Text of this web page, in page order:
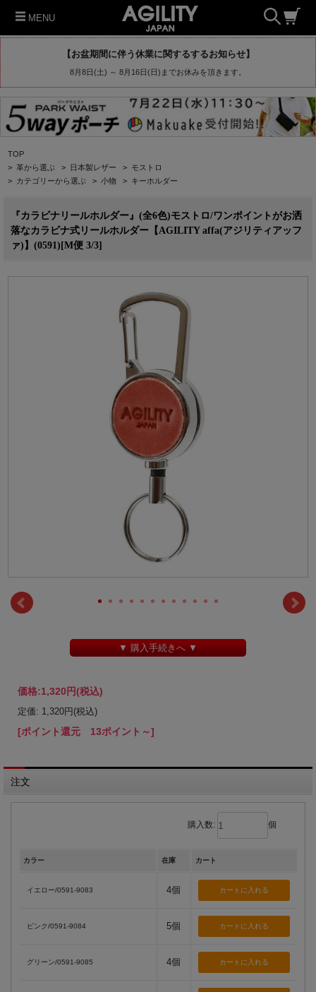
MENU
【お盆期間に伴う休業に関するするお知らせ】
8月8日(土) ～ 8月16日(日)までお休みを頂きます。
TOP
> 革から選ぶ > 日本製レザー > モストロ
> カテゴリーから選ぶ > 小物 > キーホルダー
『カラビナリールホルダー』(全6色)モストロ/ワンポイントがお洒
落なカラビナ式リールホルダー【AGILITY affa(アジリティアッフ
ァ)】(0591)[M便 3/3]
▼ 購入手続きへ ▼
価格:1,320円(税込)
定価: 1,320円(税込)
[ポイント還元 13ポイント～]
注文
購入数: 個
カラー 在庫 カート
イエロー/0591-9083 4個
ピンク/0591-9084 5個
グリーン/0591-9085 4個